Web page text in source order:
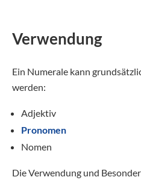
Verwendung
Ein Numerale kann
werden:
Adjektiv
Pronomen
Nomen
Die Verwendung und